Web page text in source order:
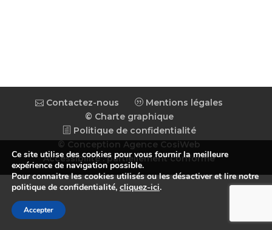
Contactez-nous
Mentions légales
© Charte graphique
Politique de confidentialité
© Conception Agence CosiWeb
Accessibilité : partiellement conforme
Ce site utilise des cookies pour vous fournir la meilleure
expérience de navigation possible.
Pour connaitre les cookies utilisés ou les désactiver et lire notre
politique de confidentialité, cliquez-ici.
Accepter